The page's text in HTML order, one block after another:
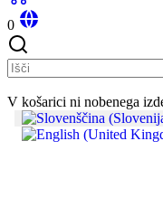
0
V košarici ni nobenega